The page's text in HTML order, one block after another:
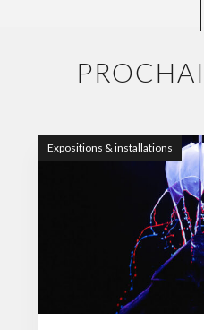
Expositions & installations